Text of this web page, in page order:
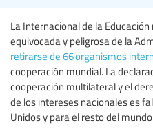
La Internacional de la
equivocada y peligrosa de la
retirarse de 66 organismos
cooperación mundial. La
cooperación multilateral y el
de los intereses nacionales es
Unidos y para el resto del